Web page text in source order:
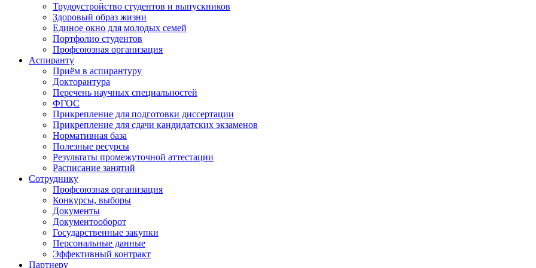
Трудоустройство студентов и выпускников
Здоровый образ жизни
Единое окно для молодых семей
Портфолио студентов
Профсоюзная организация
Аспиранту
Приём в аспирантуру
Докторантура
Перечень научных специальностей
ФГОС
Прикрепление для подготовки диссертации
Прикрепление для сдачи кандидатских экзаменов
Нормативная база
Полезные ресурсы
Результаты промежуточной аттестации
Расписание занятий
Сотруднику
Профсоюзная организация
Конкурсы, выборы
Документы
Документооборот
Государственные закупки
Персональные данные
Эффективный контракт
Партнеру